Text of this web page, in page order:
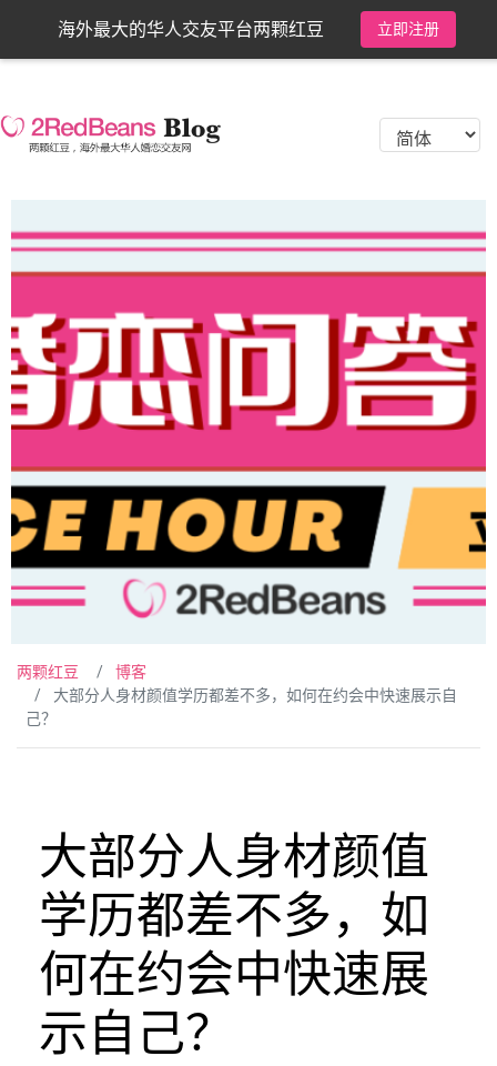
海外最大的华人交友平台两颗红豆 立即注册
两颗红豆
博客
大部分人身材颜值学历都差不多，如何在约会中快速展示自
己？
大部分人身材颜值
学历都差不多，如
何在约会中快速展
示自己？